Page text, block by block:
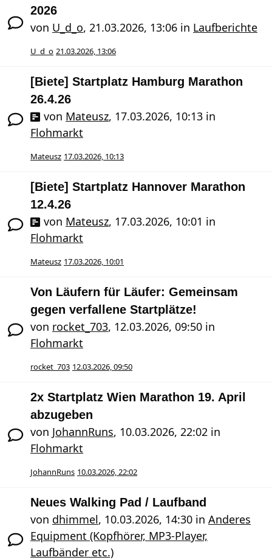
2026
von U_d_o, 21.03.2026, 13:06 in Laufberichte
U_d_o 21.03.2026, 13:06
[Biete] Startplatz Hamburg Marathon
26.4.26
von Mateusz, 17.03.2026, 10:13 in
Flohmarkt
Mateusz 17.03.2026, 10:13
[Biete] Startplatz Hannover Marathon
12.4.26
von Mateusz, 17.03.2026, 10:01 in
Flohmarkt
Mateusz 17.03.2026, 10:01
Von Läufern für Läufer: Gemeinsam
gegen verfallene Startplätze!
von rocket_703, 12.03.2026, 09:50 in
Flohmarkt
rocket_703 12.03.2026, 09:50
2x Startplatz Wien Marathon 19. April
abzugeben
von JohannRuns, 10.03.2026, 22:02 in
Flohmarkt
JohannRuns 10.03.2026, 22:02
Neues Walking Pad / Laufband
von dhimmel, 10.03.2026, 14:30 in Anderes
Equipment (Kopfhörer, MP3-Player,
Laufbänder etc.)